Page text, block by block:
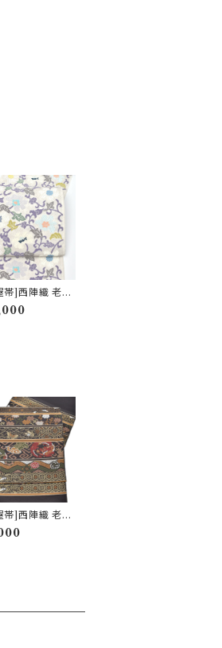
帯]西陣織 老舗
唐織 唐草華文
帯 正絹 日本製
帯]西陣織 老舗
田 謹製 九寸
日本製(商品番